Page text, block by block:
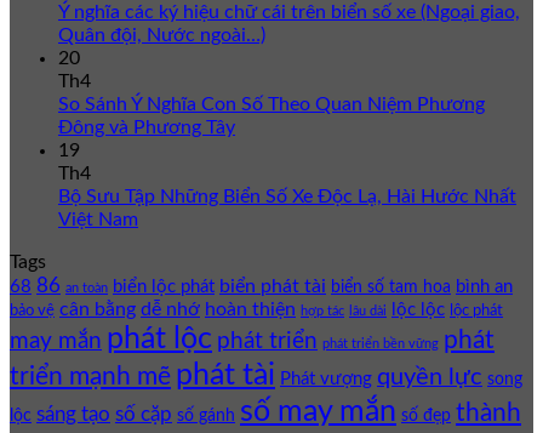
Ý nghĩa các ký hiệu chữ cái trên biển số xe (Ngoại giao,
Quân đội, Nước ngoài…)
20
Th4
So Sánh Ý Nghĩa Con Số Theo Quan Niệm Phương
Đông và Phương Tây
19
Th4
Bộ Sưu Tập Những Biển Số Xe Độc Lạ, Hài Hước Nhất
Việt Nam
Tags
68 86 an toàn biển lộc phát biển phát tài biển số tam hoa bình an
bảo vệ cân bằng dễ nhớ hoàn thiện hợp tác lâu dài lộc lộc lộc phát
may mắn phát lộc phát triển phát triển bền vững phát
triển mạnh mẽ phát tài Phát vượng quyền lực song
lộc sáng tạo số cặp số gánh số may mắn số đẹp thành